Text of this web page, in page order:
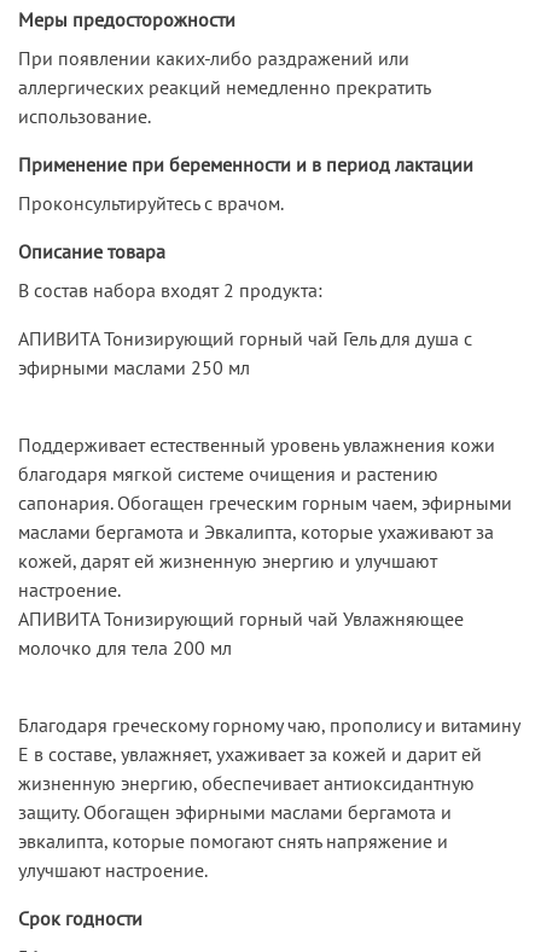
Меры предосторожности
При появлении каких-либо раздражений или
аллергических реакций немедленно прекратить
использование.
Применение при беременности и в период лактации
Проконсультируйтесь с врачом.
Описание товара
В состав набора входят 2 продукта:
АПИВИТА Тонизирующий горный чай Гель для душа с
эфирными маслами 250 мл
Поддерживает естественный уровень увлажнения кожи
благодаря мягкой системе очищения и растению
сапонария. Обогащен греческим горным чаем, эфирными
маслами бергамота и Эвкалипта, которые ухаживают за
кожей, дарят ей жизненную энергию и улучшают
настроение.
АПИВИТА Тонизирующий горный чай Увлажняющее
молочко для тела 200 мл
Благодаря греческому горному чаю, прополису и витамину
Е в составе, увлажняет, ухаживает за кожей и дарит ей
жизненную энергию, обеспечивает антиоксидантную
защиту. Обогащен эфирными маслами бергамота и
эвкалипта, которые помогают снять напряжение и
улучшают настроение.
Срок годности